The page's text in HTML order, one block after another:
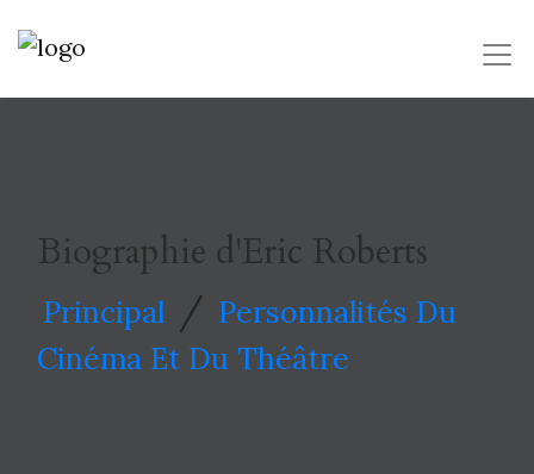
Biographie d'Eric Roberts
Principal / Personnalités Du
Cinéma Et Du Théâtre